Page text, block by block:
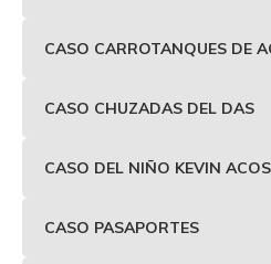
CASO CARROTANQUES DE
CASO CHUZADAS DEL DAS
CASO DEL NIÑO KEVIN
CASO PASAPORTES